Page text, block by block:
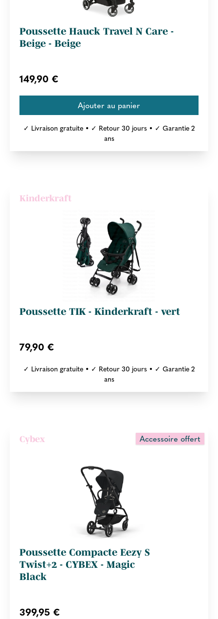
Poussette Hauck Travel N Care -
Beige - Beige
149,90 €
✓ Livraison gratuite • ✓ Retour 30 jours • ✓ Garantie 2
ans
Kinderkraft
Poussette TIK - Kinderkraft - vert
79,90 €
✓ Livraison gratuite • ✓ Retour 30 jours • ✓ Garantie 2
ans
Accessoire offert
Cybex
Poussette Compacte Eezy S
Twist+2 - CYBEX - Magic
Black
399,95 €